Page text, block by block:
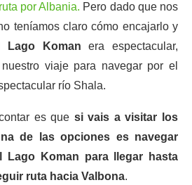
ruta por Albania. Pero dado que nos
teníamos claro cómo encajarlo y
Lago Koman era espectacular,
viaje para navegar por el
río Shala.
es que si vais a visitar los
de las opciones es navegar
Lago Koman para llegar hasta
ruta hacia Valbona.